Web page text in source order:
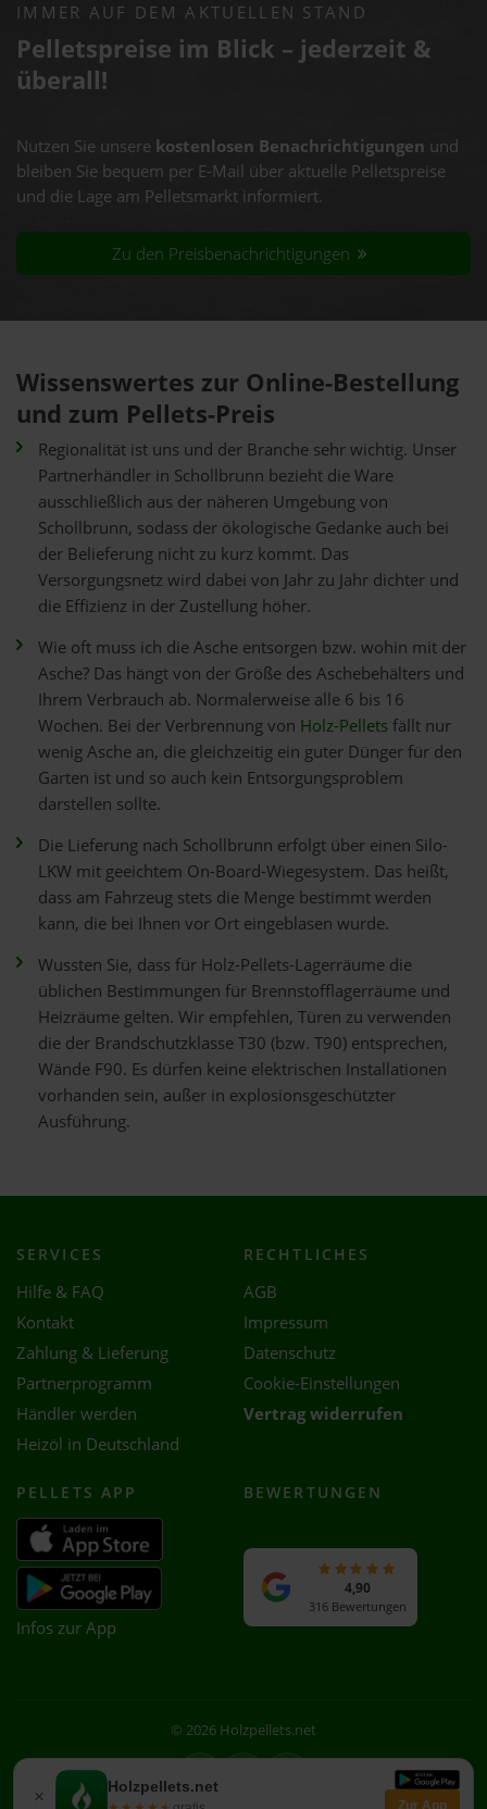
IMMER AUF DEM AKTUELLEN STAND
Pelletspreise im Blick – jederzeit &
überall!
Nutzen Sie unsere kostenlosen Benachrichtigungen und
bleiben Sie bequem per E-Mail über aktuelle Pelletspreise
und die Lage am Pelletsmarkt informiert.
Zu den Preisbenachrichtigungen
Wissenswertes zur Online-Bestellung
und zum Pellets-Preis
Regionalität ist uns und der Branche sehr wichtig. Unser
Partnerhändler in Schollbrunn bezieht die Ware
ausschließlich aus der näheren Umgebung von
Schollbrunn, sodass der ökologische Gedanke auch bei
der Belieferung nicht zu kurz kommt. Das
Versorgungsnetz wird dabei von Jahr zu Jahr dichter und
die Effizienz in der Zustellung höher.
Wie oft muss ich die Asche entsorgen bzw. wohin mit der
Asche? Das hängt von der Größe des Aschebehälters und
Ihrem Verbrauch ab. Normalerweise alle 6 bis 16
Wochen. Bei der Verbrennung von Holz-Pelletsfällt nur
wenig Asche an, die gleichzeitig ein guter Dünger für den
Garten ist und so auch kein Entsorgungsproblem
darstellen sollte.
Die Lieferung nach Schollbrunn erfolgt über einen Silo-
LKW mit geeichtem On-Board-Wiegesystem. Das heißt,
dass am Fahrzeug stets die Menge bestimmt werden
kann, die bei Ihnen vor Ort eingeblasen wurde.
Wussten Sie, dass für Holz-Pellets-Lagerräume die
üblichen Bestimmungen für Brennstofflagerräume und
Heizräume gelten. Wir empfehlen, Türen zu verwenden
die der Brandschutzklasse T30 (bzw. T90) entsprechen,
Wände F90. Es dürfen keine elektrischen Installationen
vorhanden sein, außer in explosionsgeschützter
Ausführung.
× Holzpellets.net
Zur App
SERVICES
Hilfe & FAQ
Kontakt
Zahlung & Lieferung
Partnerprogramm
Händler werden
Heizöl in Deutschland
RECHTLICHES
AGB
Impressum
Datenschutz
Cookie-Einstellungen
Vertrag widerrufen
PELLETS APP
Infos zur App
BEWERTUNGEN
4,90
316 Bewertungen
© 2026 Holzpellets.net
Facebook